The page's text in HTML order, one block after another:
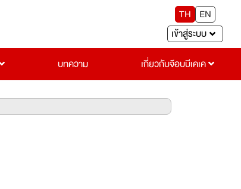
TH
EN
เข้าสู่ระบบ
บทความ เกี่ยวกับจ๊อบบีเคเค